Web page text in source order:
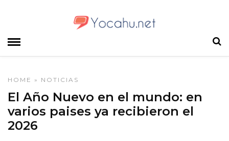
HOME » NOTICIAS
El Año Nuevo en el mundo: en
varios paises ya recibieron el
2026